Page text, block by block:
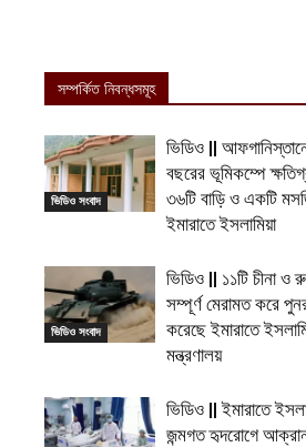
সম্পর্কিত নিবন্ধসমূহ
ভিডিও সংবাদ
ভিডিও ||
বছরের ভূমিকম্পে
৩৬টি বাড়ি ও একটি
ইমারাতে ইসলামিয়া
ভিডিও সংবাদ
ভিডিও || ১১টি চীনা ও
সম্পূর্ণ মেরামত করে
করেছে ইমারাতে
মন্ত্রণালয়
ভিডিও || ইমারাতে
জন্মগত হৃদরোগে